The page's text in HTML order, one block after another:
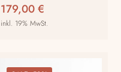
179,00€
inkl. 19% MwSt.